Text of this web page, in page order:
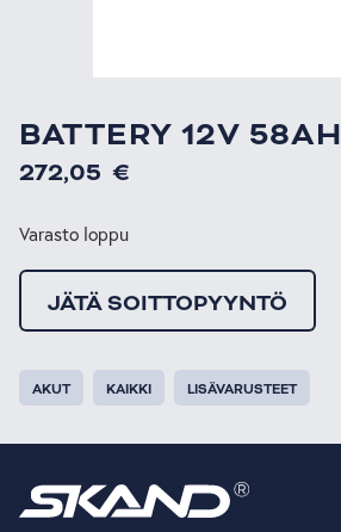
BATTERY 12V 58AH
272,05 €
Varasto loppu
JÄTÄ SOITTOPYYNTÖ
AKUT KAIKKI LISÄVARUSTEET